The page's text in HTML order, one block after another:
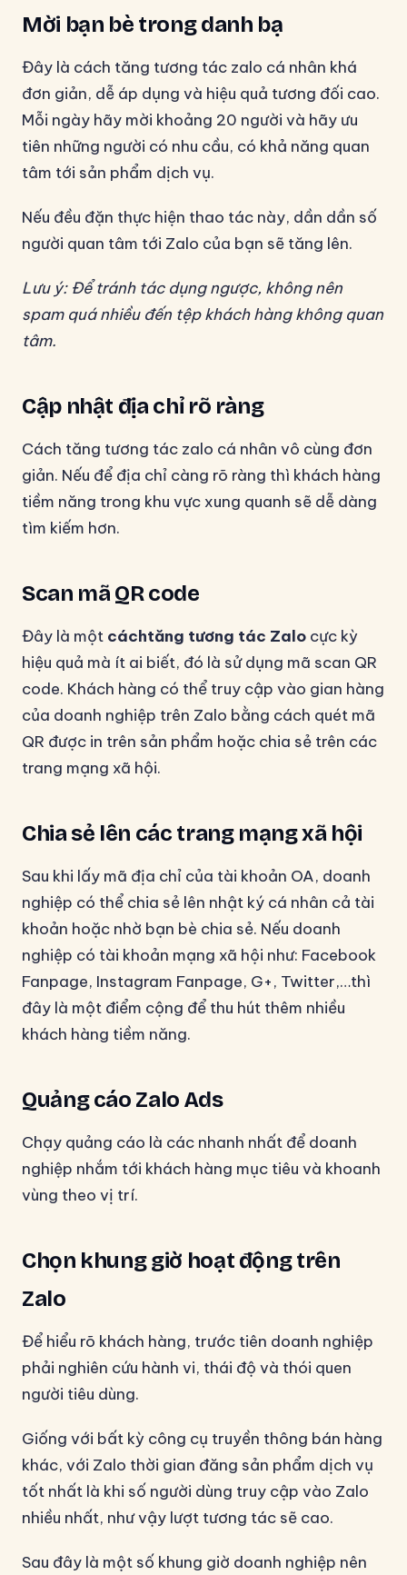
Mời bạn bè trong danh bạ
Đây là cách tăng tương tác zalo cá nhân khá
đơn giản, dễ áp dụng và hiệu quả tương đối cao.
Mỗi ngày hãy mời khoảng 20 người và hãy ưu
tiên những người có nhu cầu, có khả năng quan
tâm tới sản phẩm dịch vụ.
Nếu đều đặn thực hiện thao tác này, dần dần số
người quan tâm tới Zalo của bạn sẽ tăng lên.
Lưu ý: Để tránh tác dụng ngược, không nên
spam quá nhiều đến tệp khách hàng không quan
tâm.
Cập nhật địa chỉ rõ ràng
Cách tăng tương tác zalo cá nhân vô cùng đơn
giản. Nếu để địa chỉ càng rõ ràng thì khách hàng
tiềm năng trong khu vực xung quanh sẽ dễ dàng
tìm kiếm hơn.
Scan mã QR code
Đây là một cáchtăng tương tác Zalo cực kỳ
hiệu quả mà ít ai biết, đó là sử dụng mã scan QR
code. Khách hàng có thể truy cập vào gian hàng
của doanh nghiệp trên Zalo bằng cách quét mã
QR được in trên sản phẩm hoặc chia sẻ trên các
trang mạng xã hội.
Chia sẻ lên các trang mạng xã hội
Sau khi lấy mã địa chỉ của tài khoản OA, doanh
nghiệp có thể chia sẻ lên nhật ký cá nhân cả tài
khoản hoặc nhờ bạn bè chia sẻ. Nếu doanh
nghiệp có tài khoản mạng xã hội như: Facebook
Fanpage, Instagram Fanpage, G+, Twitter,…thì
đây là một điểm cộng để thu hút thêm nhiều
khách hàng tiềm năng.
Quảng cáo Zalo Ads
Chạy quảng cáo là các nhanh nhất để doanh
nghiệp nhắm tới khách hàng mục tiêu và khoanh
vùng theo vị trí.
Chọn khung giờ hoạt động trên
Zalo
Để hiểu rõ khách hàng, trước tiên doanh nghiệp
phải nghiên cứu hành vi, thái độ và thói quen
người tiêu dùng.
Giống với bất kỳ công cụ truyền thông bán hàng
khác, với Zalo thời gian đăng sản phẩm dịch vụ
tốt nhất là khi số người dùng truy cập vào Zalo
nhiều nhất, như vậy lượt tương tác sẽ cao.
Sau đây là một số khung giờ doanh nghiệp nên